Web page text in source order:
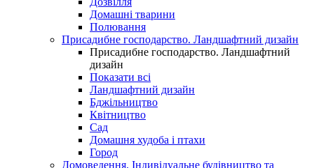
Домашні тварини
Полювання
Присадибне господарство. Ландшафтний дизайн
Присадибне господарство. Ландшафтний
дизайн
Показати всі
Ландшафтний дизайн
Бджільництво
Квітництво
Сад
Домашня худоба і птахи
Город
Домоведення. Індивідуальне будівництво та